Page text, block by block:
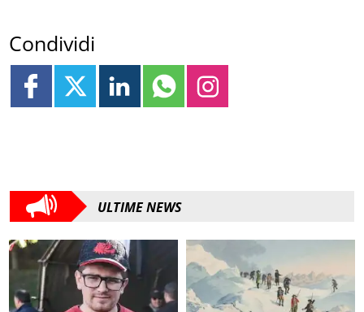
Condividi
ULTIME NEWS